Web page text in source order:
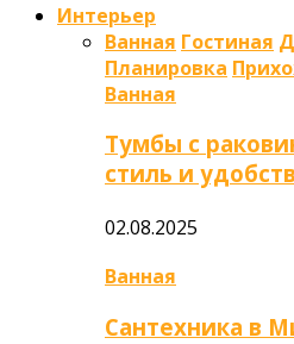
Интерьер
Ванная Гостиная
Планировка
Ванная
Тумбы с
стиль и
02.08.2025
Ванная
Сантехника в